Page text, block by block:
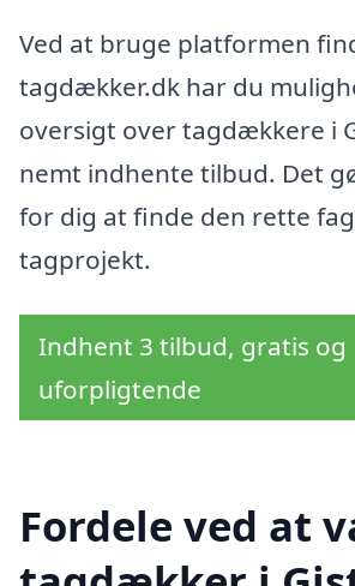
Ved at bruge platformen
tagdækker.dk har du
oversigt over tagdækkere i
nemt indhente tilbud. Det
for dig at finde den rette
tagprojekt.
Indhent 3 tilbud, gratis og
uforpligtende
Fordele ved at